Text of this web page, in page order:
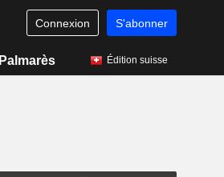
Connexion S'abonner
Palmarès Édition suisse